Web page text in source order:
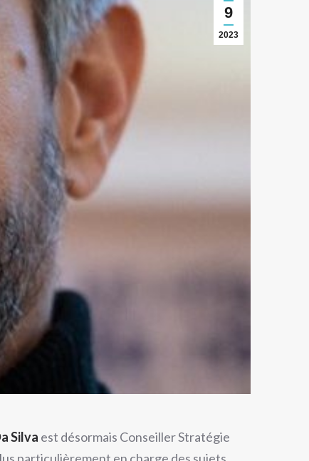
9
2023
Silva est désormais Conseiller Stratégie